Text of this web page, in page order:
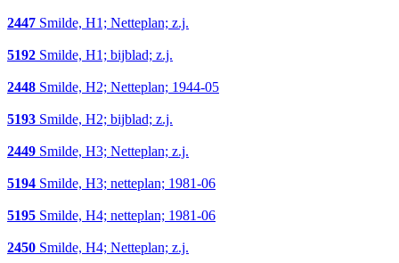
2447 Smilde, H1; Netteplan; z.j.
5192 Smilde, H1; bijblad; z.j.
2448 Smilde, H2; Netteplan; 1944-05
5193 Smilde, H2; bijblad; z.j.
2449 Smilde, H3; Netteplan; z.j.
5194 Smilde, H3; netteplan; 1981-06
5195 Smilde, H4; netteplan; 1981-06
2450 Smilde, H4; Netteplan; z.j.